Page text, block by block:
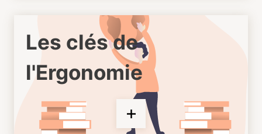
Les clés de
l'Ergonomie